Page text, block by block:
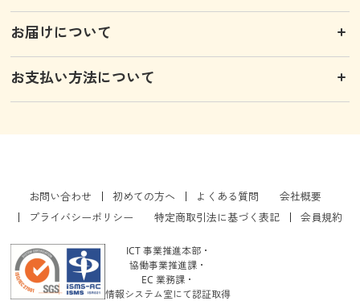
お届けについて
お支払い方法について
お問い合わせ 初めての方へ よくある質問
会社概要
プライバシーポリシー
特定商取引法に基づく表記 会員規約
ICT 事業推進本部・
協働事業推進課・
EC 業務課・
情報システム室にて認証取得